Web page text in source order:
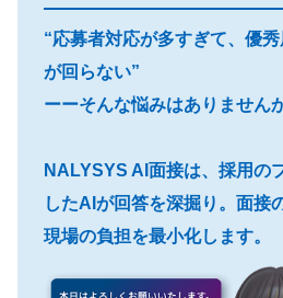
“応募者対応が多すぎて、優
が回らない”
ーーそんな悩みはありません
NALYSYS AI面接は、採用の
したAIが回答を深掘り。面接
現場の負担を最小化します。